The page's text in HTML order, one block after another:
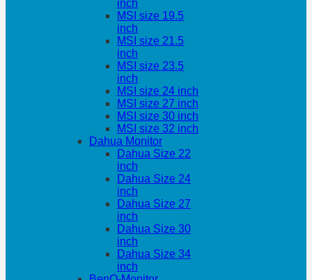
inch
MSI size 19.5
inch
MSI size 21.5
inch
MSI size 23.5
inch
MSI size 24 inch
MSI size 27 inch
MSI size 30 inch
MSI size 32 inch
Dahua Monitor
Dahua Size 22
inch
Dahua Size 24
inch
Dahua Size 27
inch
Dahua Size 30
inch
Dahua Size 34
inch